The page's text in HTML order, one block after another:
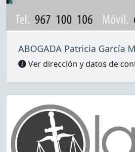
ABOGADA Patricia García
Ver dirección y datos de